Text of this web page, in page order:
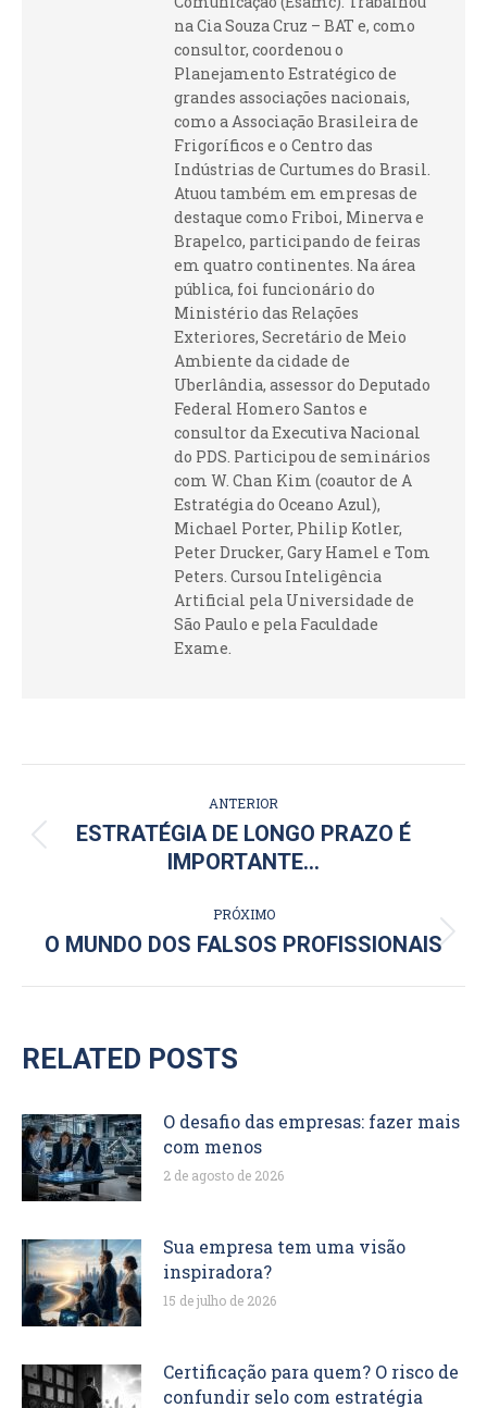
na Cia Souza Cruz – BAT e, como
consultor, coordenou o
Planejamento Estratégico de
grandes associações nacionais,
como a Associação Brasileira de
Frigoríficos e o Centro das
Indústrias de Curtumes do Brasil.
Atuou também em empresas de
destaque como Friboi, Minerva e
Brapelco, participando de feiras
em quatro continentes. Na área
pública, foi funcionário do
Ministério das Relações
Exteriores, Secretário de Meio
Ambiente da cidade de
Uberlândia, assessor do Deputado
Federal Homero Santos e
consultor da Executiva Nacional
do PDS. Participou de seminários
com W. Chan Kim (coautor de A
Estratégia do Oceano Azul),
Michael Porter, Philip Kotler,
Peter Drucker, Gary Hamel e Tom
Peters. Cursou Inteligência
Artificial pela Universidade de
São Paulo e pela Faculdade
Exame.
DE
ANTERIOR
Post
anterior:
ESTRATÉGIA DE LONGO PRAZO É
IMPORTANTE…
PRÓXIMO
Próximo
O MUNDO DOS FALSOS PROFISSIONAIS
RELATED POSTS
O desafio das empresas: fazer mais
com menos
2 de agosto de 2026
Sua empresa tem uma visão
inspiradora?
15 de julho de 2026
Certificação para quem? O risco de
confundir selo com estratégia